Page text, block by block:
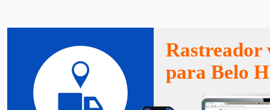
Rastreador
para Belo